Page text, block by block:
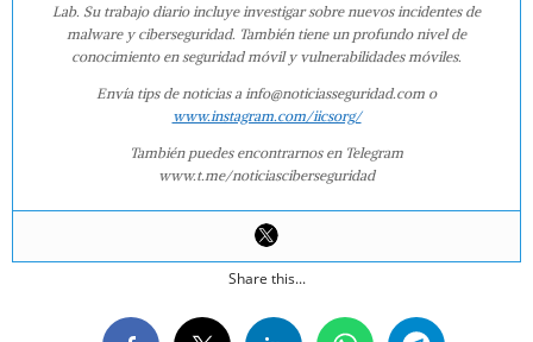
Lab. Su trabajo diario incluye investigar sobre nuevos incidentes de
malware y ciberseguridad. También tiene un profundo nivel de
conocimiento en seguridad móvil y vulnerabilidades móviles.
Envía tips de noticias a info@noticiasseguridad.com o
www.instagram.com/iicsorg/
También puedes encontrarnos en Telegram
www.t.me/noticiasciberseguridad
Share this...